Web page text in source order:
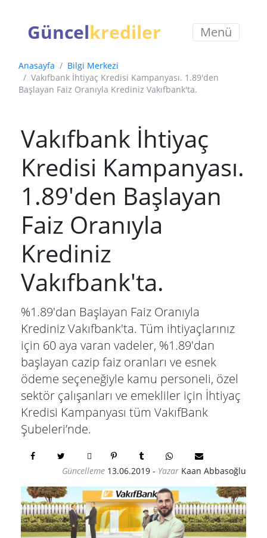
Güncelkrediler Menü
Anasayfa
Bilgi Merkezi
Vakıfbank İhtiyaç Kredisi Kampanyası. 1.89'den
Başlayan Faiz Oranıyla Krediniz Vakıfbank'ta.
Vakıfbank İhtiyaç
Kredisi Kampanyası.
1.89'den Başlayan
Faiz Oranıyla
Krediniz
Vakıfbank'ta.
%1.89'dan Başlayan Faiz Oranıyla
Krediniz Vakıfbank'ta. Tüm ihtiyaçlarınız
için 60 aya varan vadeler, %1.89'dan
başlayan cazip faiz oranları ve esnek
ödeme seçeneğiyle kamu personeli, özel
sektör çalışanları ve emekliler için İhtiyaç
Kredisi Kampanyası tüm VakıfBank
Şubeleri’nde.
Güncelleme 13.06.2019 - Yazar Kaan Abbasoğlu